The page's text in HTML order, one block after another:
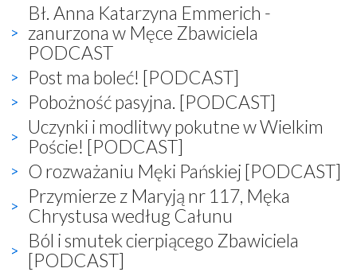
Bł. Anna Katarzyna Emmerich -
zanurzona w Męce Zbawiciela
PODCAST
Post ma boleć! [PODCAST]
Pobożność pasyjna. [PODCAST]
Uczynki i modlitwy pokutne w Wielkim
Poście! [PODCAST]
O rozważaniu Męki Pańskiej [PODCAST]
Przymierze z Maryją nr 117, Męka
Chrystusa według Całunu
Ból i smutek cierpiącego Zbawiciela
[PODCAST]